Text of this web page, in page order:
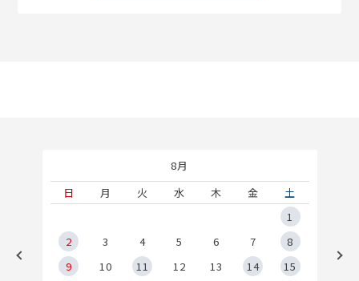
8月
日
月 火 水 木 金
土
1
2
3 4 5 6 7
8
9
10 11 12 13 14
15